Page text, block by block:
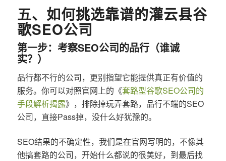
五、如何挑选靠谱的灌云县谷
歌SEO公司
第一步：考察SEO公司的品行（谁诚
实？）
品行都不行的公司，更别指望它能提供真正有价值的
服务。你可以对照官网上的《套路型谷歌SEO公司的
手段解析揭露》，排除掉玩弄套路，品行不端的SEO
公司，直接Pass掉，没什么好犹豫的。
SEO结果的不确定性，我们是在官网写明的，不像其
他搞套路的公司，开始什么都说的很美好，到最后找